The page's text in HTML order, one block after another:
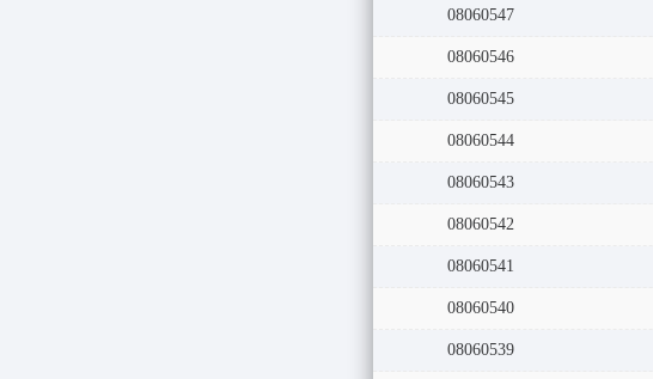
08060548
08060547
08060546
08060545
08060544
08060543
08060542
08060541
08060540